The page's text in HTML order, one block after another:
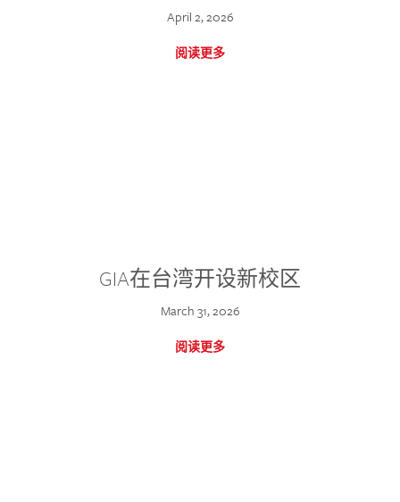
April 2, 2026
阅读更多
GIA在台湾开设新校区
March 31, 2026
阅读更多